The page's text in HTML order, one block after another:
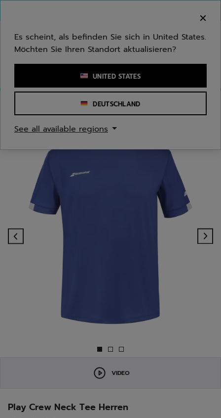
Stichwort oder Artikelnummer eingeben
VIDEO
Play Crew Neck Tee Herren
Es scheint, als befinden Sie sich in United States.
Möchten Sie Ihren Standort aktualisieren?
UNITED STATES
DEUTSCHLAND
See all available regions